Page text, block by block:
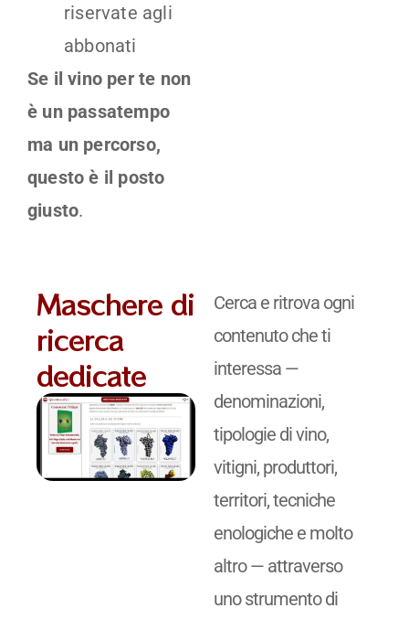
riservate agli
abbonati
Se il vino per te non
è un passatempo
ma un percorso,
questo è il posto
giusto.
Maschere di
ricerca
dedicate
Cerca e ritrova ogni
contenuto che ti
interessa —
denominazioni,
tipologie di vino,
vitigni, produttori,
territori, tecniche
enologiche e molto
altro — attraverso
uno strumento di